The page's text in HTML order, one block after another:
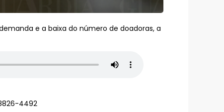
e a baixa do número de doadoras, a
4492